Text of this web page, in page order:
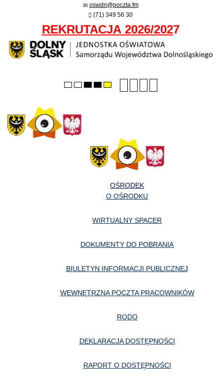
oswdn@poczta.fm
(71) 349 56 30
REKRUTACJA 2026/2027
Default
NightHighHighHigh
fontfont
font
OŚRODEK
O OŚRODKU
WIRTUALNY SPACER
DOKUMENTY DO POBRANIA
BIULETYN INFORMACJI PUBLICZNEJ
WEWNĘTRZNA POCZTA PRACOWNIKÓW
RODO
DEKLARACJA DOSTĘPNOŚCI
RAPORT O DOSTĘPNOŚCI